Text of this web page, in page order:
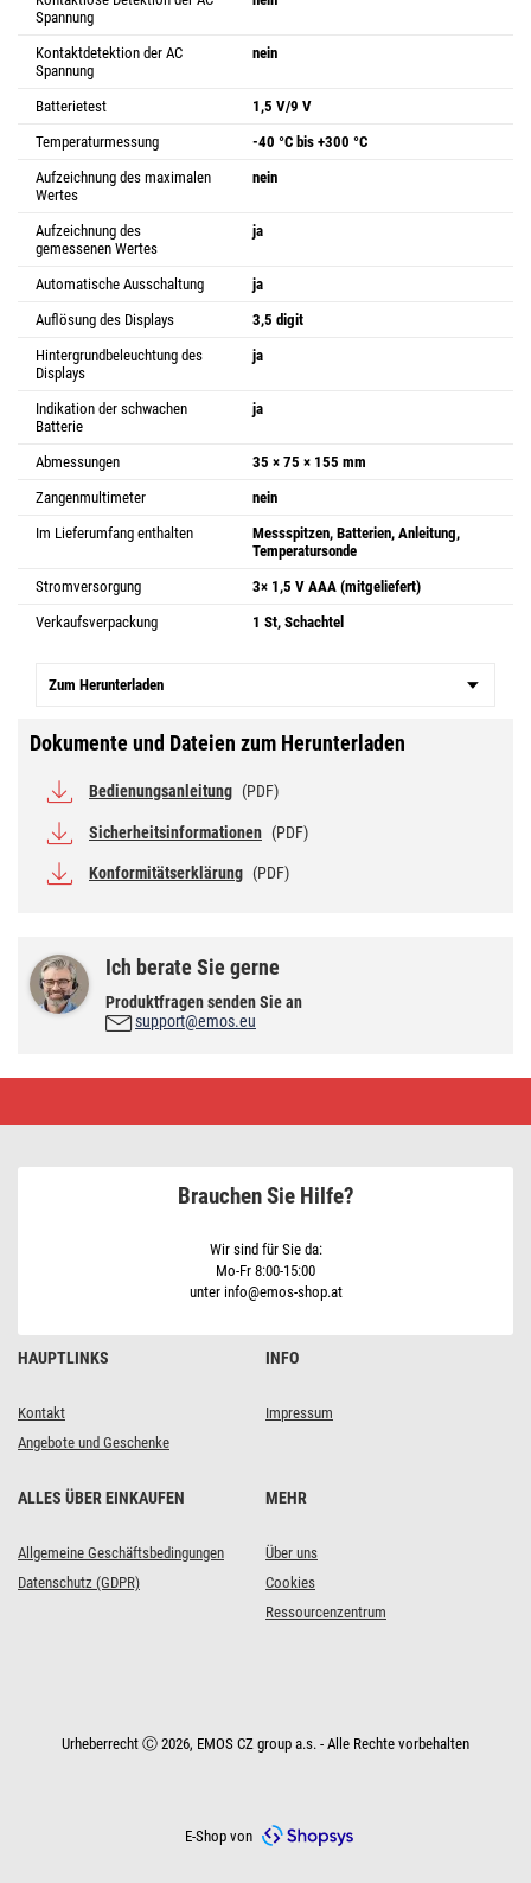
Spannung
Kontaktdetektion der AC
Spannung
nein
Batterietest
1,5 V/9 V
Temperaturmessung
-40 °C bis +300 °C
Aufzeichnung des maximalen
Wertes
nein
Aufzeichnung des
gemessenen Wertes
ja
Automatische Ausschaltung
ja
Auflösung des Displays
3,5 digit
Hintergrundbeleuchtung des
Displays
ja
Indikation der schwachen
Batterie
ja
Abmessungen
35 × 75 × 155 mm
Zangenmultimeter
nein
Im Lieferumfang enthalten
Messspitzen, Batterien, Anleitung,
Temperatursonde
Stromversorgung
3× 1,5 V AAA (mitgeliefert)
Verkaufsverpackung
1 St, Schachtel
Zum Herunterladen
Dokumente und Dateien zum Herunterladen
Bedienungsanleitung (PDF)
Sicherheitsinformationen (PDF)
Konformitätserklärung (PDF)
Ich berate Sie gerne
Produktfragen senden Sie an
support@emos.eu
HAUPTLINKS
Kontakt
Angebote und Geschenke
INFO
Impressum
ALLES ÜBER EINKAUFEN
Allgemeine Geschäftsbedingungen
Datenschutz (GDPR)
MEHR
Über uns
Cookies
Ressourcenzentrum
Brauchen Sie Hilfe?
Wir sind für Sie da:
Mo-Fr 8:00-15:00
unter info@emos-shop.at
Urheberrecht Ⓒ 2026, EMOS CZ group a.s. - Alle Rechte vorbehalten
E-Shop von